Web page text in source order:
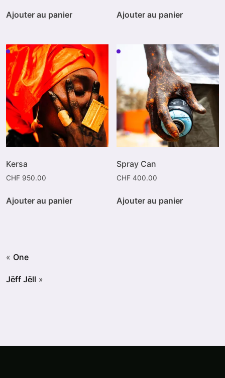
Ajouter au panier Ajouter au panier
Kersa
CHF 950.00
Ajouter au panier
Spray Can
CHF 400.00
Ajouter au panier
« One
Jëff Jëll »